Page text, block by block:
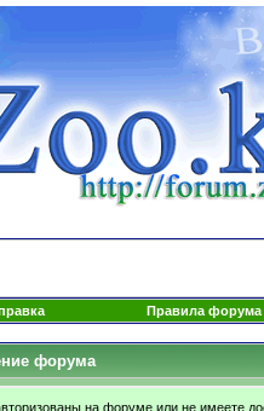
Правила форума
форума
на форуме или не имеете